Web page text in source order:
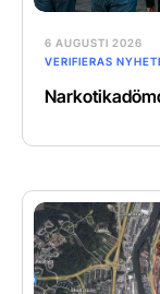
6 AUGUSTI 2026
VERIFIERAS